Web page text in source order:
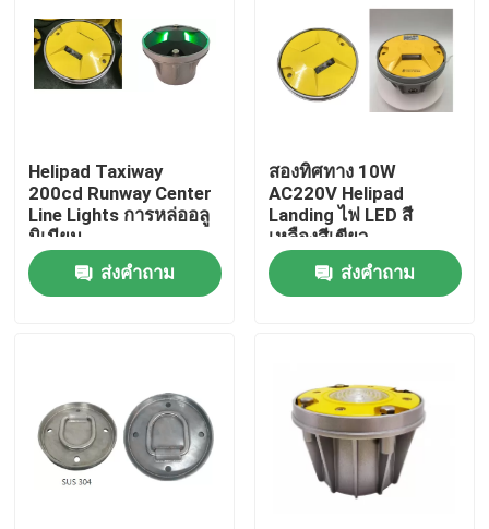
เกี่ยวกับเรา
ทัวร์โรงงาน
Helipad Taxiway
200cd Runway Center
Line Lights การหล่ออลู
มิเนียม
ส่งคำถาม
สองทิศทาง 10W
AC220V Helipad
Landing ไฟ LED สี
เหลืองสีเขียว
ส่งคำถาม